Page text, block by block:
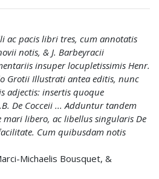
ac pacis libri tres, cum annotatis
notis, & J. Barbeyracii
insuper locupletissimis Henr.
Grotii Illustrati antea editis, nunc
adjectis: insertis quoque
De Cocceii ... Adduntur tandem
mari libero, ac libellus singularis De
Cum quibusdam notis
Michaelis Bousquet, &